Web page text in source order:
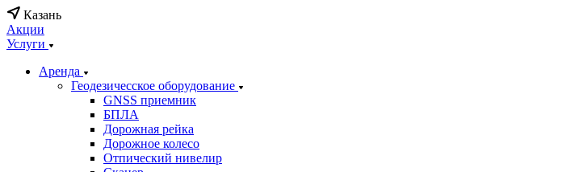
Казань
Акции
Услуги
Аренда
Геодезичесское оборудование
GNSS приемник
БПЛА
Дорожная рейка
Дорожное колесо
Отпический нивелир